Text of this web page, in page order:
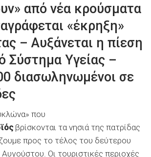
από νέα κρούσματα
«έκρηξη»
– Αυξάνεται η πίεση
Σύστημα Υγείας –
διασωληνωμένοι σε
που
βρίσκονται τα νησιά της πατρίδας
προς το τέλος του δεύτερου
Οι τουριστικές περιοχές